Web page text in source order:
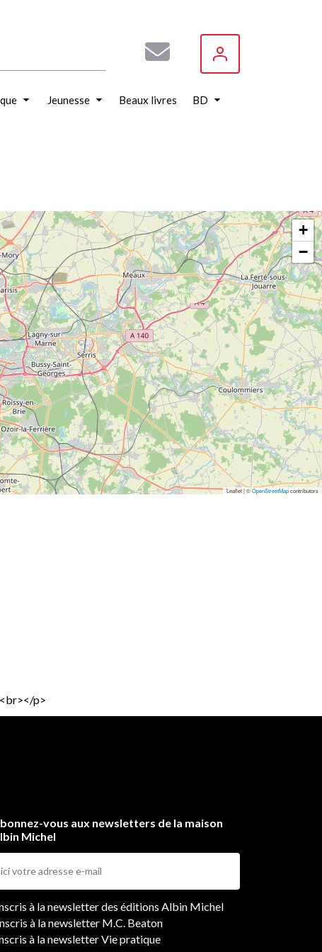
Jeunesse Beaux livres BD
+
−
Leaflet | ©OpenStreetMapcontributors
p>
vous aux newsletters de la maison
Michel
à la newsletter des éditions Albin Michel
à la newsletter M.C. Beaton
à la newsletter Vie pratique